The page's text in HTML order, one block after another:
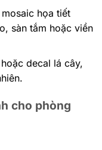
họa tiết
sàn tắm hoặc viền
decal lá cây,
cho phòng